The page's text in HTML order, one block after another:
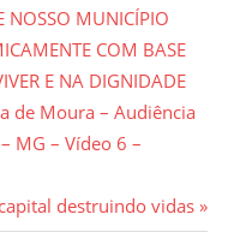
NOSSO MUNICÍPIO
COM BASE
E NA DIGNIDADE
de Moura – Audiência
MG – Vídeo 6 –
destruindo vidas